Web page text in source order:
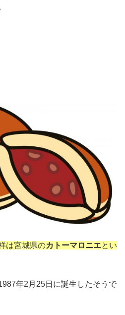
は宮城県のカトーマロニエとい
年2月25日に誕生したそうで